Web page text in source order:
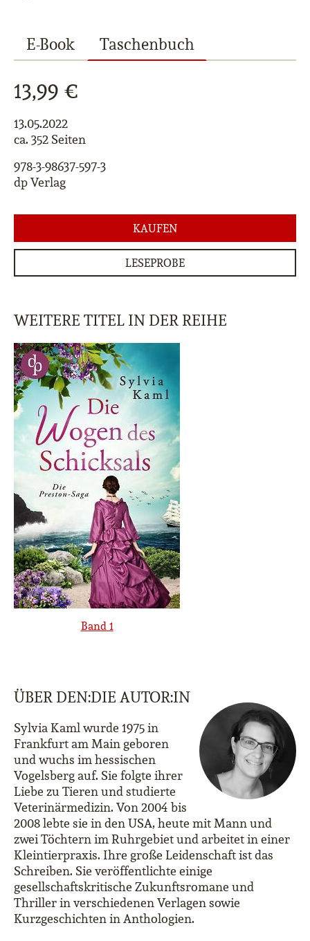
E-Book Taschenbuch
13,99 €
13.05.2022
ca. 352 Seiten
978-3-98637-597-3
dp Verlag
KAUFEN
LESEPROBE
WEITERE TITEL IN DER REIHE
Band 1
ÜBER DEN:DIE AUTOR:IN
Sylvia Kaml wurde 1975 in
Frankfurt am Main geboren
und wuchs im hessischen
Vogelsberg auf. Sie folgte ihrer
Liebe zu Tieren und studierte
Veterinärmedizin. Von 2004 bis
2008 lebte sie in den USA, heute mit Mann und
zwei Töchtern im Ruhrgebiet und arbeitet in einer
Kleintierpraxis. Ihre große Leidenschaft ist das
Schreiben. Sie veröffentlichte einige
gesellschaftskritische Zukunftsromane und
Thriller in verschiedenen Verlagen sowie
Kurzgeschichten in Anthologien.